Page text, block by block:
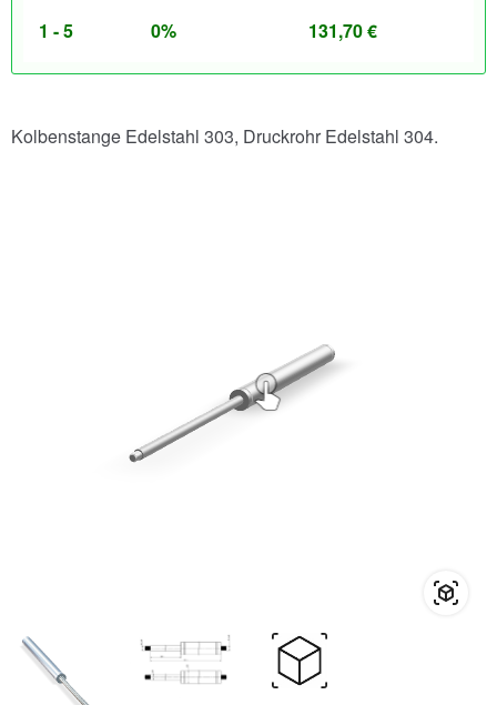
1 - 5 0% 131,70€
Kolbenstange Edelstahl 303, Druckrohr Edelstahl 304.